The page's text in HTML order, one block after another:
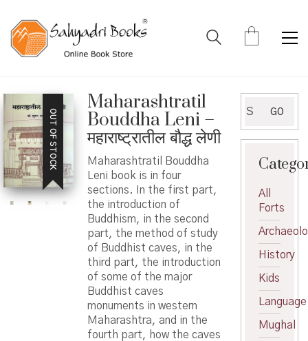
OUT OF STOCK
Maharashtratil
Bouddha Leni –
महाराष्ट्रातील बौद्ध लेणी
Maharashtratil Bouddha
Leni book is in four
sections. In the first part,
the introduction of
Buddhism, in the second
part, the method of study
of Buddhist caves, in the
third part, the introduction
of some of the major
Buddhist caves
monuments in western
Maharashtra, and in the
fourth part, how the caves
for:
GO
All
Forts
History
Kids
Language
Mughal